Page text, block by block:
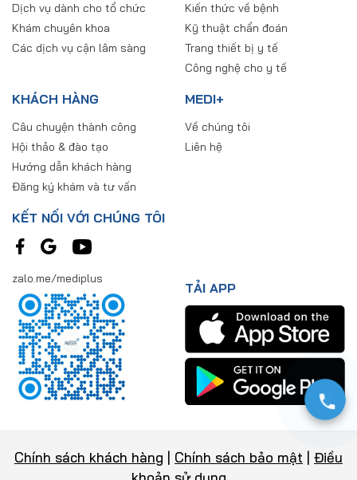
Dịch vụ dành cho tổ chức
Khám chuyên khoa
Các dịch vụ cận lâm sàng
Kiến thức về bệnh
Kỹ thuật chẩn đoán
Trang thiết bị y tế
Công nghệ cho y tế
KHÁCH HÀNG
Câu chuyện thành công
Hội thảo & đào tạo
Hướng dẫn khách hàng
Đăng ký khám và tư vấn
MEDI+
Về chúng tôi
Liên hệ
KẾT NỐI VỚI CHÚNG TÔI
zalo.me/mediplus
TẢI APP
Chính sách khách hàng Chính sách bảo mật
Điều